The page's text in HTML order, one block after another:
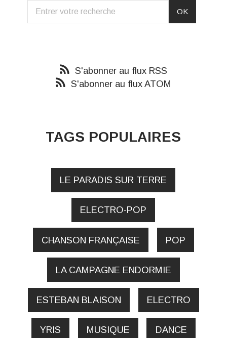
S'abonner au flux RSS
S'abonner au flux ATOM
TAGS POPULAIRES
LE PARADIS SUR TERRE
ELECTRO-POP
CHANSON FRANÇAISE POP
LA CAMPAGNE ENDORMIE
ESTEBAN BLAISON ELECTRO
YRIS MUSIQUE DANCE